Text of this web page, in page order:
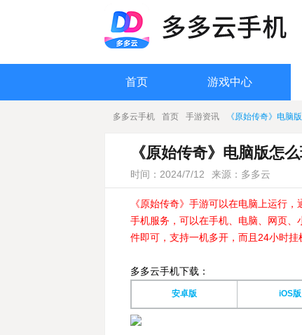
首页 游戏中心
多多云手机 首页 手游资讯 《原始传奇》电脑
《原始传奇》电脑版怎
时间：2024/7/12 来源：多多云
《原始传奇》手游可以在电脑上运行
手机服务，可以在手机、电脑、网页
件即可，支持一机多开，而且24小时挂
多多云手机下载：
安卓版 iOS版